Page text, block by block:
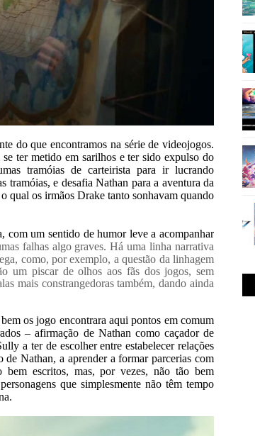
do que encontramos na série de videojogos.
ter metido em sarilhos e ter sido expulso do
tramóias de carteirista para ir lucrando
tramóias, e desafia Nathan para a aventura da
qual os irmãos Drake tanto sonhavam quando
com um sentido de humor leve a acompanhar
falhas algo graves. Há uma linha narrativa
como, por exemplo, a questão da linhagem
um piscar de olhos aos fãs dos jogos, sem
mais constrangedoras também, dando ainda
os jogo encontrara aqui pontos em comum
– afirmação de Nathan como caçador de
a ter de escolher entre estabelecer relações
de Nathan, a aprender a formar parcerias com
bem escritos, mas, por vezes, não tão bem
que simplesmente não têm tempo